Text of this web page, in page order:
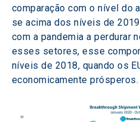
comparação com o nível do
se acima dos níveis de
com a pandemia a perdurar
esses setores, esse
níveis de 2018, quando os
economicamente prósperos.